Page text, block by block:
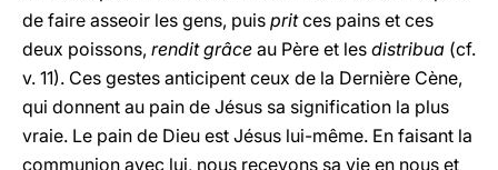
de faire asseoir les gens, puis pritces pains et ces
deux poissons, rendit grâce au Père et les distribua (cf.
v. 11). Ces gestes anticipent ceux de la Dernière Cène,
qui donnent au pain de Jésus sa signification la plus
vraie. Le pain de Dieu est Jésus lui-même. En faisant la
communion avec lui, nous recevons sa vie en nous et